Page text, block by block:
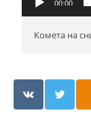
00:00
Комета на